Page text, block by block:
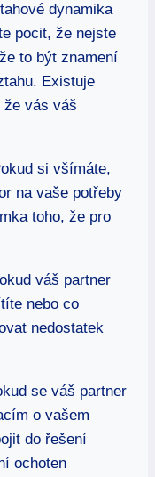
dynamika
pocit, že nejste
to být znamení
Existuje
že vás váš
si všímáte,
na vaše potřeby
toho, že pro
váš partner
nebo co
nedostatek
se váš partner
o vašem
do řešení
ochoten